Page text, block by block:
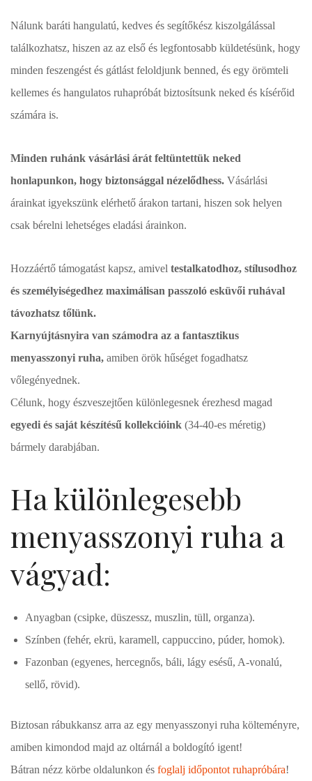
Nálunk baráti hangulatú, kedves és segítőkész kiszolgálással
találkozhatsz, hiszen az az első és legfontosabb küldetésünk, hogy
minden feszengést és gátlást feloldjunk benned, és egy örömteli
kellemes és hangulatos ruhapróbát biztosítsunk neked és kísérőid
számára is.
Minden ruhánk vásárlási árát feltüntettük neked
honlapunkon, hogy biztonsággal nézelődhess. Vásárlási
árainkat igyekszünk elérhető árakon tartani, hiszen sok helyen
csak bérelni lehetséges eladási árainkon.
Hozzáértő támogatást kapsz, amivel testalkatodhoz, stílusodhoz
és személyiségedhez maximálisan passzoló esküvői ruhával
távozhatsz tőlünk.
Karnyújtásnyira van számodra az a fantasztikus
menyasszonyi ruha, amiben örök hűséget fogadhatsz
vőlegényednek.
Célunk, hogy észveszejtően különlegesnek érezhesd magad
egyedi és saját készítésű kollekcióink (34-40-es méretig)
bármely darabjában.
Ha különlegesebb
menyasszonyi ruha a
vágyad:
Anyagban (csipke, düszessz, muszlin, tüll, organza).
Színben (fehér, ekrü, karamell, cappuccino, púder, homok).
Fazonban (egyenes, hercegnős, báli, lágy esésű, A-vonalú,
sellő, rövid).
Biztosan rábukkansz arra az egy menyasszonyi ruha költeményre,
amiben kimondod majd az oltárnál a boldogító igent!
Bátran nézz körbe oldalunkon és foglalj időpontot ruhapróbára!